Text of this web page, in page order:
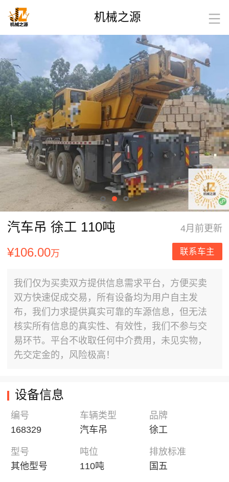
机械之源
汽车吊 徐工 110吨 4月前更新
¥106.00万 联系车主
我们仅为买卖双方提供信息需求平台，方便买卖
双方快速促成交易，所有设备均为用户自主发
布，我们力求提供真实可靠的车源信息，但无法
核实所有信息的真实性、有效性，我们不参与交
易环节。平台不收取任何中介费用，未见实物，
先交定金的，风险极高！
设备信息
编号
168329
车辆类型
汽车吊
品牌
徐工
型号
其他型号
吨位
110吨
排放标准
国五